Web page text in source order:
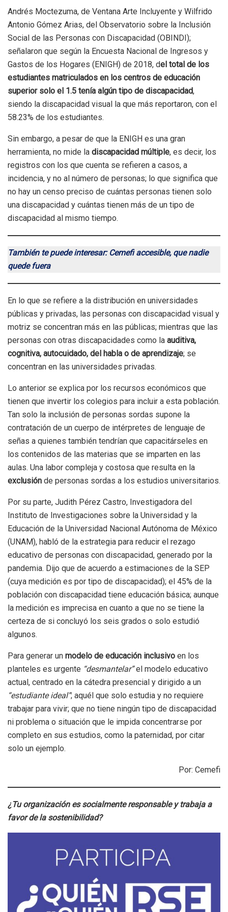
Andrés Moctezuma, de Ventana Arte Incluyente y Wilfrido
Antonio Gómez Arias, del Observatorio sobre la Inclusión
Social de las Personas con Discapacidad (OBINDI);
señalaron que según la Encuesta Nacional de Ingresos y
Gastos de los Hogares (ENIGH) de 2018, del total de los
estudiantes matriculados en los centros de educación
superior solo el 1.5 tenía algún tipo de discapacidad,
siendo la discapacidad visual la que más reportaron, con el
58.23% de los estudiantes.
Sin embargo, a pesar de que la ENIGH es una gran
herramienta, no mide la discapacidad múltiple, es decir, los
registros con los que cuenta se refieren a casos, a
incidencia, y no al número de personas; lo que significa que
no hay un censo preciso de cuántas personas tienen solo
una discapacidad y cuántas tienen más de un tipo de
discapacidad al mismo tiempo.
También te puede interesar: Cemefi accesible, que nadie
quede fuera
En lo que se refiere a la distribución en universidades
públicas y privadas, las personas con discapacidad visual y
motriz se concentran más en las públicas; mientras que las
personas con otras discapacidades como la auditiva,
cognitiva, autocuidado, del habla o de aprendizaje; se
concentran en las universidades privadas.
Lo anterior se explica por los recursos económicos que
tienen que invertir los colegios para incluir a esta población.
Tan solo la inclusión de personas sordas supone la
contratación de un cuerpo de intérpretes de lenguaje de
señas a quienes también tendrían que capacitárseles en
los contenidos de las materias que se imparten en las
aulas. Una labor compleja y costosa que resulta en la
exclusión de personas sordas a los estudios universitarios.
Por su parte, Judith Pérez Castro, Investigadora del
Instituto de Investigaciones sobre la Universidad y la
Educación de la Universidad Nacional Autónoma de México
(UNAM), habló de la estrategia para reducir el rezago
educativo de personas con discapacidad, generado por la
pandemia. Dijo que de acuerdo a estimaciones de la SEP
(cuya medición es por tipo de discapacidad); el 45% de la
población con discapacidad tiene educación básica; aunque
la medición es imprecisa en cuanto a que no se tiene la
certeza de si concluyó los seis grados o solo estudió
algunos.
Para generar un modelo de educación inclusivo en los
planteles es urgente “desmantelar”el modelo educativo
actual, centrado en la cátedra presencial y dirigido a un
“estudiante ideal”; aquél que solo estudia y no requiere
trabajar para vivir; que no tiene ningún tipo de discapacidad
ni problema o situación que le impida concentrarse por
completo en sus estudios, como la paternidad, por citar
solo un ejemplo.
Por: Cemefi
¿Tu organización es socialmente responsable y trabaja a
favor de la sostenibilidad?